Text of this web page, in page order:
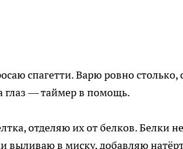
спагетти. Варю ровно столько,
глаз — таймер в помощь.
отделяю их от белков. Белки
выливаю в миску, добавляю